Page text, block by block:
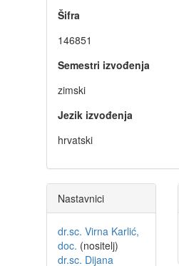
Šifra
146851
Semestri izvođenja
zimski
Jezik izvođenja
hrvatski
Nastavnici
dr.sc. Virna Karlić,
doc. (nositelj)
dr.sc. Dijana